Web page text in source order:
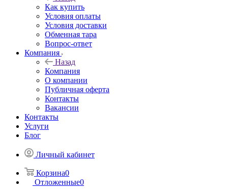
Как купить
Условия оплаты
Условия доставки
Обменная тара
Вопрос-ответ
Компания
Назад
Компания
О компании
Публичная оферта
Контакты
Вакансии
Контакты
Услуги
Блог
Личный кабинет
Корзина0
Отложенные0